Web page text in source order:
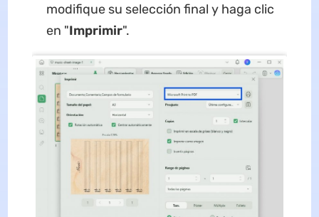
modifique su selección final y haga clic
en "Imprimir".